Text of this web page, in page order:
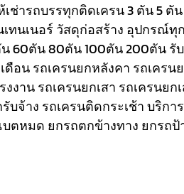
เช่ารถบรรทุกติดเครน 3 ตัน 5
ทนเนอร์ วัสดุก่อสร้าง อุปกรณ์ทุ
60ตัน 80ตัน 100ตัน 200ตัน
ดือน รถเครนยกหลังคา รถเคร
งาน รถเครนยกเสา รถเครนย
บจ้าง รถเครนติดกระเช้าบริกา
ตหมด ยกรถตกข้างทาง ยกรถ